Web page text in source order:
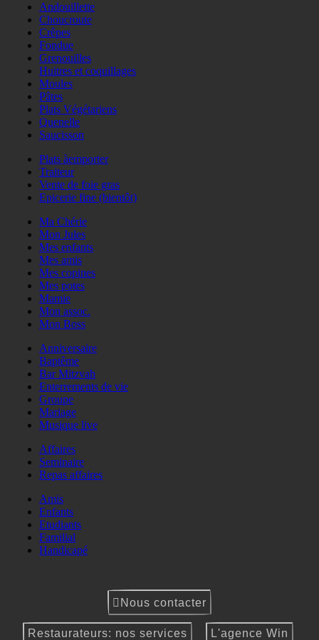
Andouillette
Choucroute
Crêpes
Fondue
Grenouilles
Huitres et coquillages
Moules
Pâtes
Plats Végétariens
Quenelle
Saucisson
Plats àemporter
Traiteur
Vente de foie gras
Epicerie fine (bientôt)
Ma Chérie
Mon Jules
Mes enfants
Mes amis
Mes copines
Mes potes
Mamie
Mon assoc.
Mon Boss
Anniversaire
Baptême
Bar Mitzvah
Enterrements de vie
Groupe
Mariage
Musique live
Affaires
Seminaire
Repas affaires
Amis
Enfants
Etudiants
Familial
Handicapé
Nous contacter
Restaurateurs: nos services L'agence Win